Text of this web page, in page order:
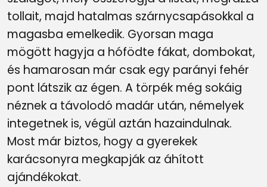
tollait, majd hatalmas szárnycsapásokkal a
magasba emelkedik. Gyorsan maga
mögött hagyja a hófödte fákat, dombokat,
és hamarosan már csak egy parányi fehér
pont látszik az égen. A törpék még sokáig
néznek a távolodó madár után, némelyek
integetnek is, végül aztán hazaindulnak.
Most már biztos, hogy a gyerekek
karácsonyra megkapják az áhított
ajándékokat.